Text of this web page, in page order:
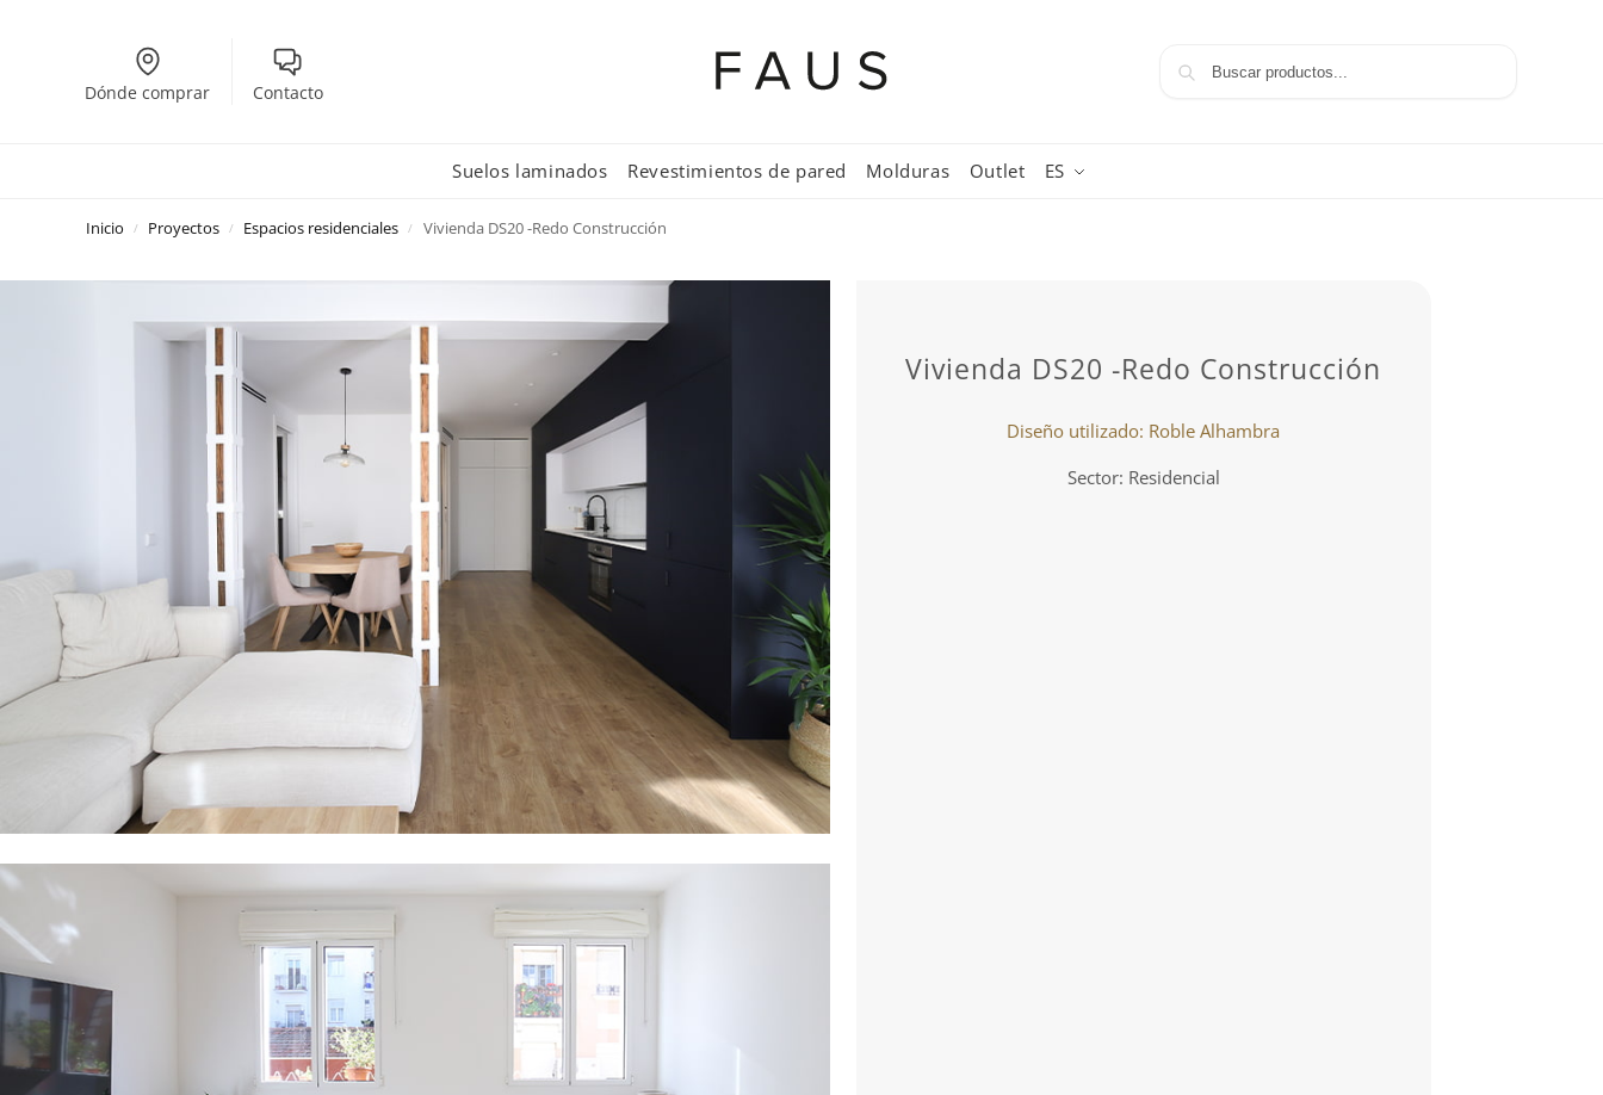
Dónde comprar Contacto
Suelos laminados Revestimientos de pared Molduras Outlet ES
Inicio / Proyectos / Espacios residenciales / Vivienda DS20 -Redo Construcción
Vivienda DS20 -Redo Construcción
Diseño utilizado: Roble Alhambra
Sector: Residencial